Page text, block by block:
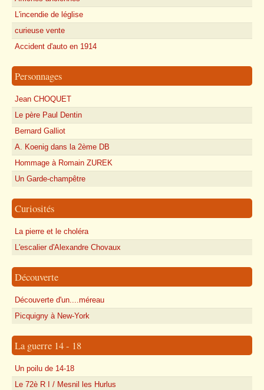
L'incendie de léglise
curieuse vente
Accident d'auto en 1914
Personnages
Jean CHOQUET
Le père Paul Dentin
Bernard Galliot
A. Koenig dans la 2ème DB
Hommage à Romain ZUREK
Un Garde-champêtre
Curiosités
La pierre et le choléra
L'escalier d'Alexandre Chovaux
Découverte
Découverte d'un....méreau
Picquigny à New-York
La guerre 14 - 18
Un poilu de 14-18
Le 72è R I / Mesnil les Hurlus